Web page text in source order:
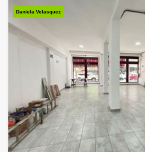
Daniela Velasquez